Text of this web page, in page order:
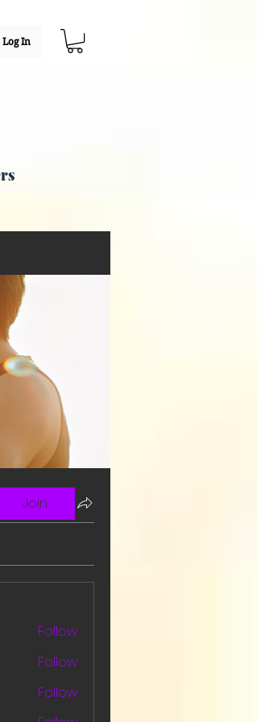
Log In
Join
Follow
Follow
Follow